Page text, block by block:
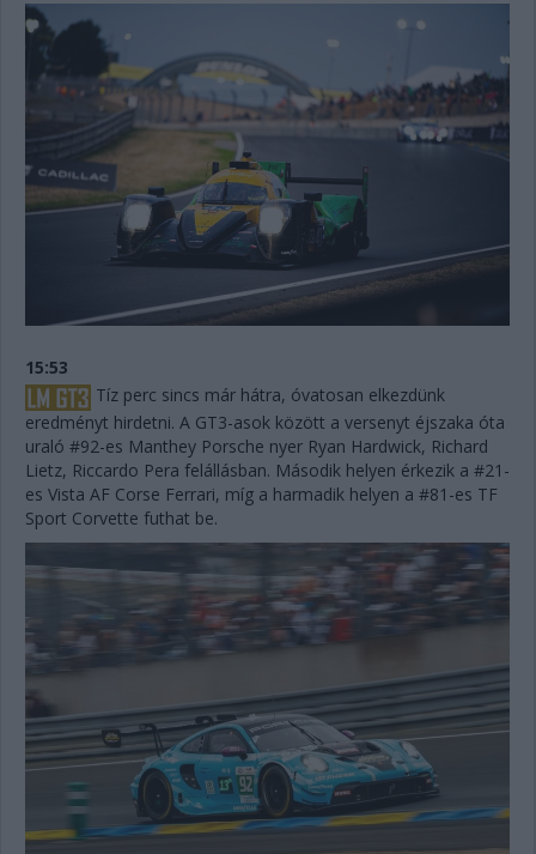
15:53
Tíz perc sincs már hátra, óvatosan elkezdünk
eredményt hirdetni. A GT3-asok között a versenyt éjszaka óta
uraló #92-es Manthey Porsche nyer Ryan Hardwick, Richard
Lietz, Riccardo Pera felállásban. Második helyen érkezik a #21-
es Vista AF Corse Ferrari, míg a harmadik helyen a #81-es TF
Sport Corvette futhat be.